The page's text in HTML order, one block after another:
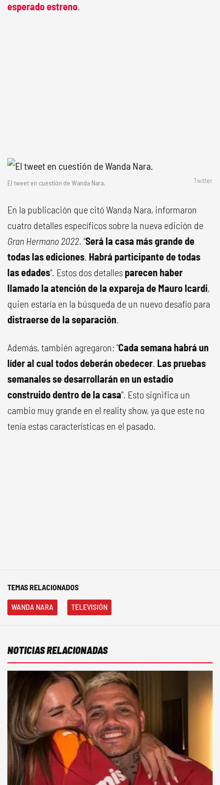
esperado estreno.
El tweet en cuestión de Wanda Nara. Twitter
En la publicación que citó Wanda Nara, informaron
cuatro detalles específicos sobre la nueva edición de
Gran Hermano 2022. "Será la casa más grande de
todas las ediciones. Habrá participante de todas
las edades". Estos dos detalles parecen haber
llamado la atención de la expareja de Mauro Icardi,
quien estaría en la búsqueda de un nuevo desafío para
distraerse de la separación.
Además, también agregaron: "Cada semana habrá un
líder al cual todos deberán obedecer. Las pruebas
semanales se desarrollarán en un estadio
construido dentro de la casa". Esto significa un
cambio muy grande en el reality show, ya que este no
tenía estas características en el pasado.
TEMAS RELACIONADOS
WANDA NARA TELEVISIÓN
NOTICIAS RELACIONADAS